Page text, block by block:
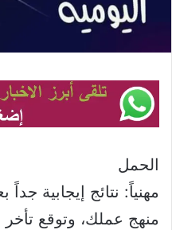
الحمل
مهنياً: نتائج إيجابية
منهج عملك، وتوقع